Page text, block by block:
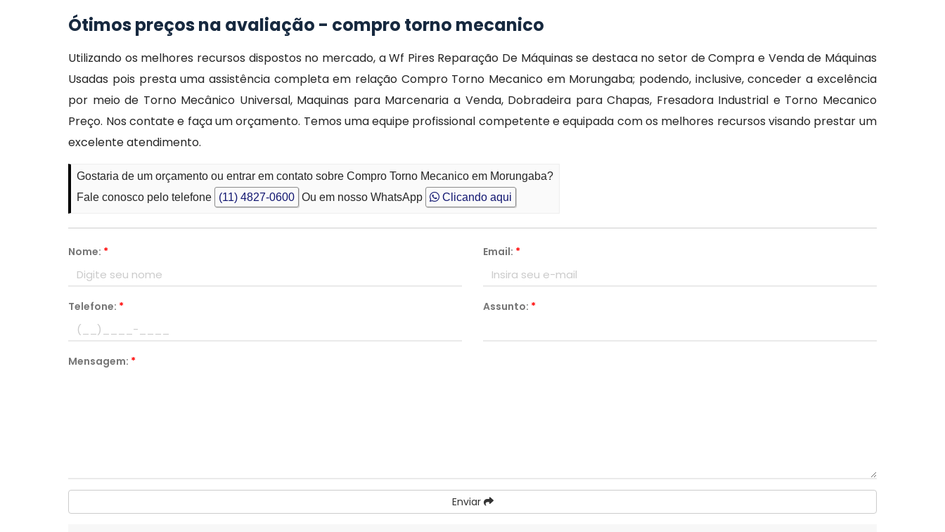
Ótimos preços na avaliação - compro torno mecanico
Utilizando os melhores recursos dispostos no mercado, a Wf Pires Reparação De Máquinas se destaca no setor de Compra e Venda de Máquinas
Usadas pois presta uma assistência completa em relação Compro Torno Mecanico em Morungaba; podendo, inclusive, conceder a excelência
por meio de Torno Mecânico Universal, Maquinas para Marcenaria a Venda, Dobradeira para Chapas, Fresadora Industrial e Torno Mecanico
Preço. Nos contate e faça um orçamento. Temos uma equipe profissional competente e equipada com os melhores recursos visando prestar um
excelente atendimento.
Gostaria de um orçamento ou entrar em contato sobre Compro Torno Mecanico em Morungaba?
Fale conosco pelo telefone
(11) 4827-0600 Ou em nosso WhatsApp Clicando aqui
Nome: * Email: *
Telefone: * Assunto: *
Mensagem: *
Enviar